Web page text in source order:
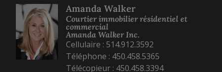
Amanda Walker
Courtier immobilier résidentiel et
commercial
Amanda Walker Inc.
Cellulaire : 514.912.3592
Téléphone : 450.458.5365
Télécopieur : 450.458.3394